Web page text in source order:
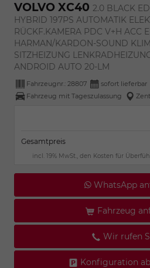
VOLVO XC40 2.0 BLACK
HYBRID 197PS AUTOMATIK
RÜCKF.KAMERA PDC V+H ACC
HARMAN/KARDON-SOUND
SITZHEIZUNG
ANDROID AUTO 20-LM
Fahrzeugnr.: 28807
sofort lieferbar
Fahrzeug mit Tageszulassung
Gesamtpreis
incl. 19% MwSt., den Kosten für
WhatsApp
Fahrzeug
Wir rufen
Konfiguration